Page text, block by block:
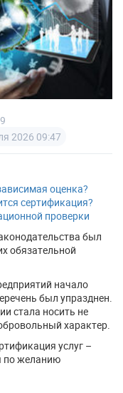
2026 09:47
оценка?
сертификация?
проверки
был
обязательной
начало
был упразднен.
стала носить не
характер.
услуг –
по желанию